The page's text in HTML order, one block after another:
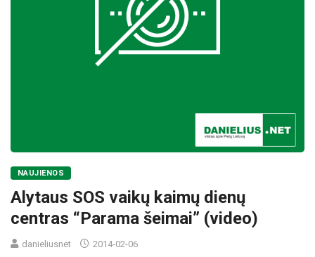
NAUJIENOS
Alytaus SOS vaikų kaimų dienų
centras “Parama šeimai” (video)
danieliusnet 2014-02-06